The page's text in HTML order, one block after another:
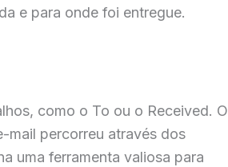
e para onde foi entregue.
como o To ou o Received. O
mail percorreu através dos
uma ferramenta valiosa para